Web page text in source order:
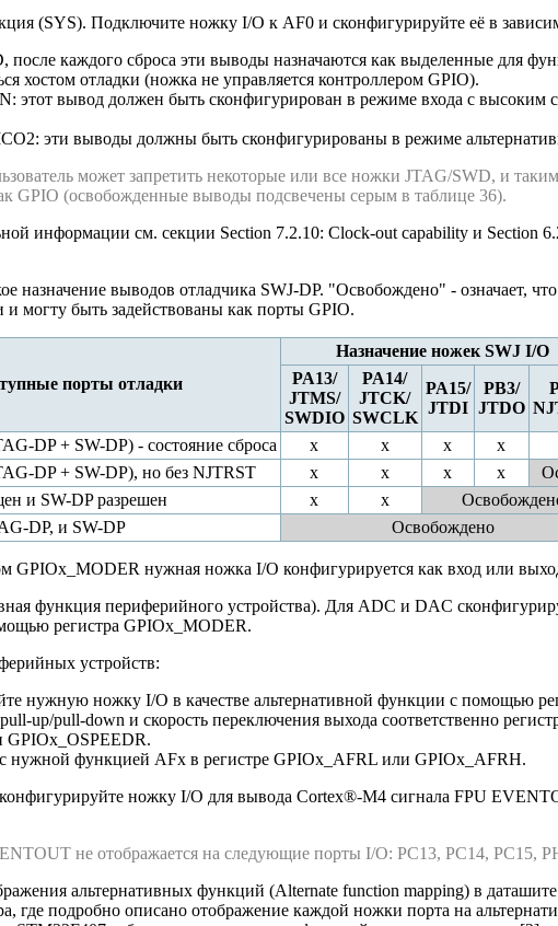
(SYS). Подключите ножку I/O к AF0 и сконфигурируйте её в
после каждого сброса эти выводы назначаются как выделенные для
хостом отладки (ножка не управляется контроллером GPIO).
этот вывод должен быть сконфигурирован в режиме входа с высоким
эти выводы должны быть сконфигурированы в режиме
может запретить некоторые или все ножки JTAG/SWD, и
GPIO (освобожденные выводы подсвечены серым в таблице 36).
информации см. секции Section 7.2.10: Clock-out capability и Section
назначение выводов отладчика SWJ-DP. "Освобождено" - означает,
могту быть задействованы как порты GPIO.
порты отладки
Назначение ножек SWJ I/O
PA13/
JTMS/
SWDIO
PA14/
JTCK/
SWCLK
PA15/
JTDI
PB3/
JTDO
DP + SW-DP) - состояние сброса
x x x x
DP + SW-DP), но без NJTRST
x x x x
и SW-DP разрешен
x x
DP, и SW-DP
Освобождено
GPIOx_MODER нужная ножка I/O конфигурируется как вход или
функция периферийного устройства). Для ADC и DAC
регистра GPIOx_MODER.
устройств:
нужную ножку I/O в качестве альтернативной функции с помощью
up/pull-down и скорость переключения выхода соответственно
GPIOx_OSPEEDR.
нужной функцией AFx в регистре GPIOx_AFRL или GPIOx_AFRH.
ножку I/O для вывода Cortex®-M4 сигнала FPU
не отображается на следующие порты I/O: PC13, PC14, PC15,
альтернативных функций (Alternate function mapping) в
где подробно описано отображение каждой ножки порта на